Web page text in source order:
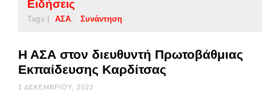
Ειδήσεις
Tags | ΑΣΑ Συνάντηση
Η ΑΣΑ στον διευθυντή Πρωτοβάθμιας
Εκπαίδευσης Καρδίτσας
1 ΔΕΚΕΜΒΡΊΟΥ, 2022